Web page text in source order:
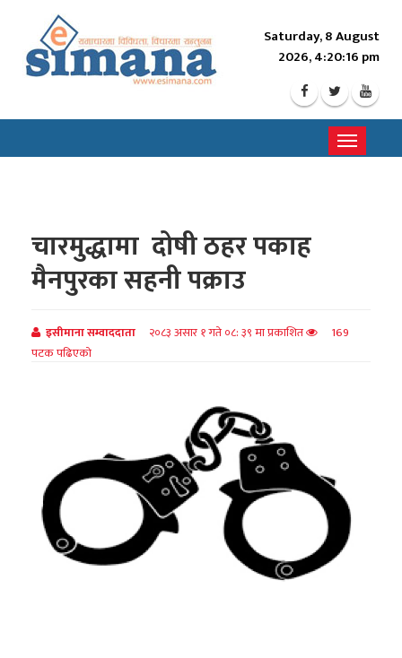
Saturday, 8 August
2026, 4:20:17 pm
Toggle
चारमुद्धामा दोषी ठहर पकाह
मैनपुरका सहनी पक्राउ
इसीमाना सम्वाददाता २०८३ असार १ गते ०८: ३९ मा प्रकाशित
169
पटक पढिएको